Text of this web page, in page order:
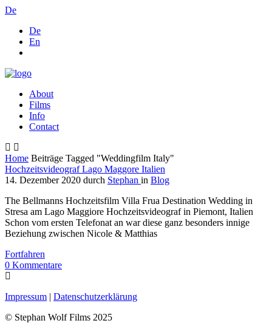
De
De
En
About
Films
Info
Contact
Home Beiträge Tagged "Weddingfilm Italy"
Hochzeitsvideograf Lago Maggore Italien
14. Dezember 2020 durch Stephan in Blog
The Bellmanns Hochzeitsfilm Villa Frua Destination Wedding in
Stresa am Lago Maggiore Hochzeitsvideograf in Piemont, Italien
Schon vom ersten Telefonat an war diese ganz besonders innige
Beziehung zwischen Nicole & Matthias
Fortfahren
0 Kommentare
Impressum | Datenschutzerklärung
© Stephan Wolf Films 2025